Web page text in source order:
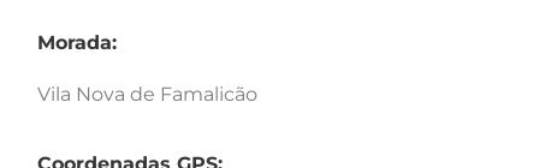
Morada:
Vila Nova de Famalicão
Coordenadas GPS: